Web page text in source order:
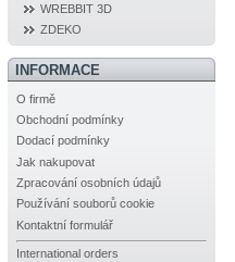
WREBBIT 3D
ZDEKO
INFORMACE
O firmě
Obchodní podmínky
Dodací podmínky
Jak nakupovat
Zpracování osobních údajů
Používání souborů cookie
Kontaktní formulář
International orders